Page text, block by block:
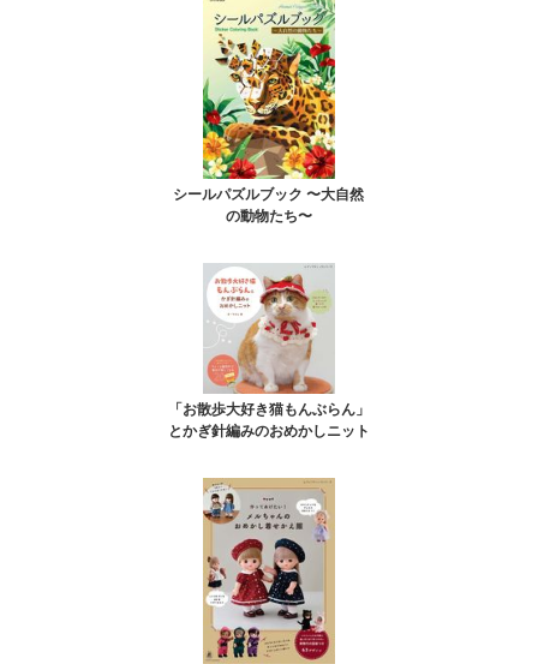
シールパズルブック 〜大自然
の動物たち〜
「お散歩大好き猫もんぶらん」
とかぎ針編みのおめかしニット